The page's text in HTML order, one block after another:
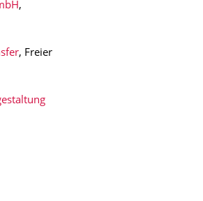
,
, Freier